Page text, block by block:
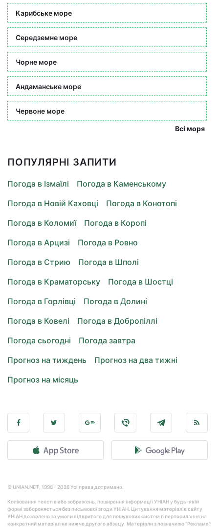
Карибське море
Середземне море
Чорне море
Андаманське море
Червоне море
Всі моря
ПОПУЛЯРНІ ЗАПИТИ
Погода в Ізмаїлі
Погода в Каменському
Погода в Новій Каховці
Погода в Конотопі
Погода в Коломиї
Погода в Коропі
Погода в Арцизі
Погода в Ровно
Погода в Стрию
Погода в Шполі
Погода в Краматорську
Погода в Шостці
Погода в Горлівці
Погода в Долині
Погода в Ковелі
Погода в Добропіллі
Погода сьогодні
Погода завтра
Прогноз на тиждень
Прогноз на два тижні
Прогноз на місяць
© UNIAN.NET, 1998 - 2026 Усі права дотримано.
Копіювання текстів або зображень, поширення інформації УНІАН у будь-якій
формі забороняється без письмової згоди УНІАН. Цитування матеріалів сайту
УНІАН дозволено за умови відкритого для пошукових систем гіперпосилання на
конкретний матеріал не нижче другого абзацу. Матеріали з позначкою "Реклама",